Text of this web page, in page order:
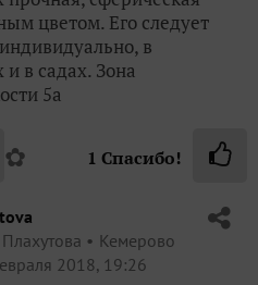
цветом. Его следует
в
в садах. Зона
5а
✿ 1 Спасибо!
Кемерово
2018, 19:26